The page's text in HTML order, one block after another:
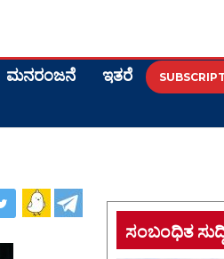
ಮನರಂಜನೆ ಇತರೆ
ಸಂಬಂಧಿತ